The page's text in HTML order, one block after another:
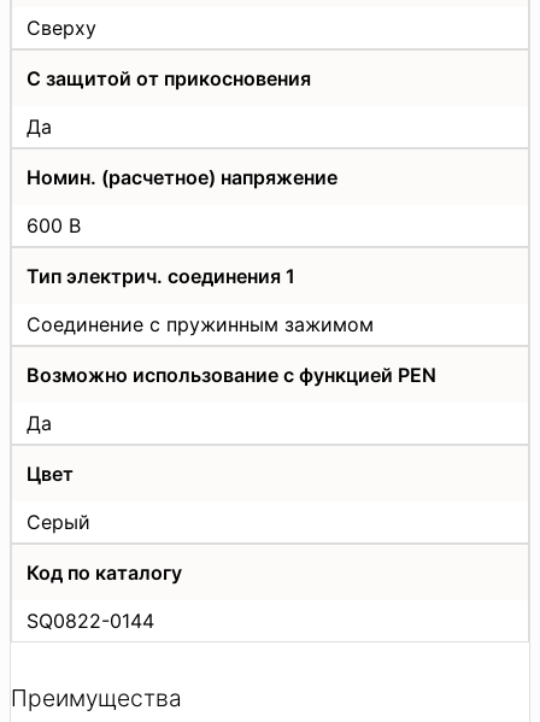
Сверху
С защитой от прикосновения
Да
Номин. (расчетное) напряжение
600 В
Тип электрич. соединения 1
Соединение с пружинным зажимом
Возможно использование с функцией PEN
Да
Цвет
Серый
Код по каталогу
SQ0822-0144
Преимущества